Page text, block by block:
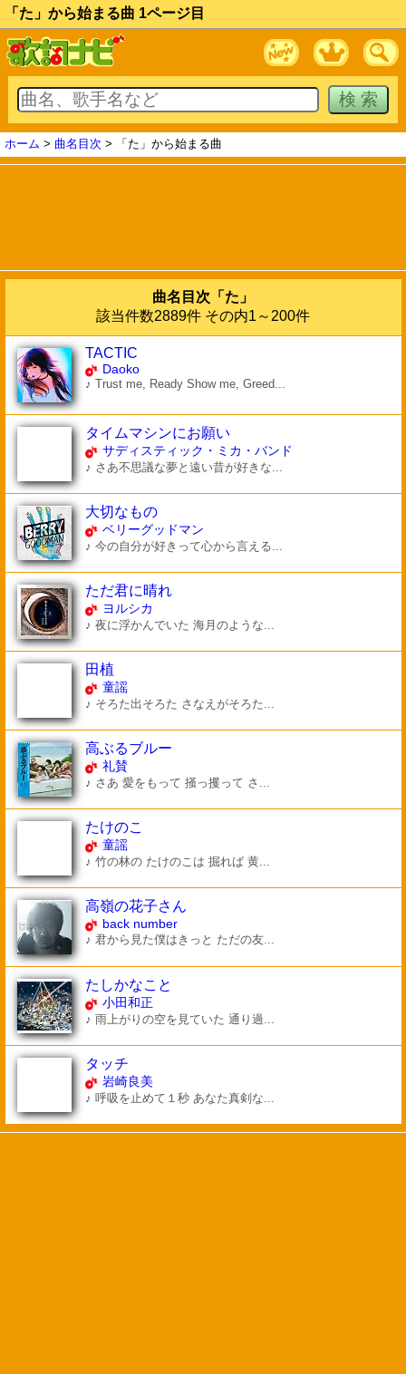
「た」から始まる曲 1ページ目
ホーム > 曲名目次 > 「た」から始まる曲
曲名目次「た」
該当件数2889件 その内1～200件
TACTIC
Daoko
♪ Trust me, Ready Show me, Greed...
タイムマシンにお願い
サディスティック・ミカ・バンド
♪ さあ不思議な夢と遠い昔が好きな...
大切なもの
ベリーグッドマン
♪ 今の自分が好きって心から言える...
ただ君に晴れ
ヨルシカ
♪ 夜に浮かんでいた 海月のような...
田植
童謡
♪ そろた出そろた さなえがそろた...
高ぶるブルー
礼賛
♪ さあ 愛をもって 掻っ攫って さ...
たけのこ
童謡
♪ 竹の林の たけのこは 掘れば 黄...
高嶺の花子さん
back number
♪ 君から見た僕はきっと ただの友...
たしかなこと
小田和正
♪ 雨上がりの空を見ていた 通り過...
タッチ
岩崎良美
♪ 呼吸を止めて１秒 あなた真剣な...